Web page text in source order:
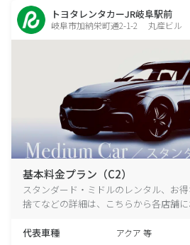
トヨタレンタカーJR岐阜駅前
岐阜市加納栄町通2-1-2 丸産ビル
基本料金プラン（C2）
スタンダード・ミドルのレンタル、お
捨てなどの詳細は、こちらから各店舗に
代表車種 アクア 等